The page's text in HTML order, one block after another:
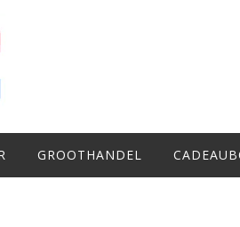
GROOTHANDEL